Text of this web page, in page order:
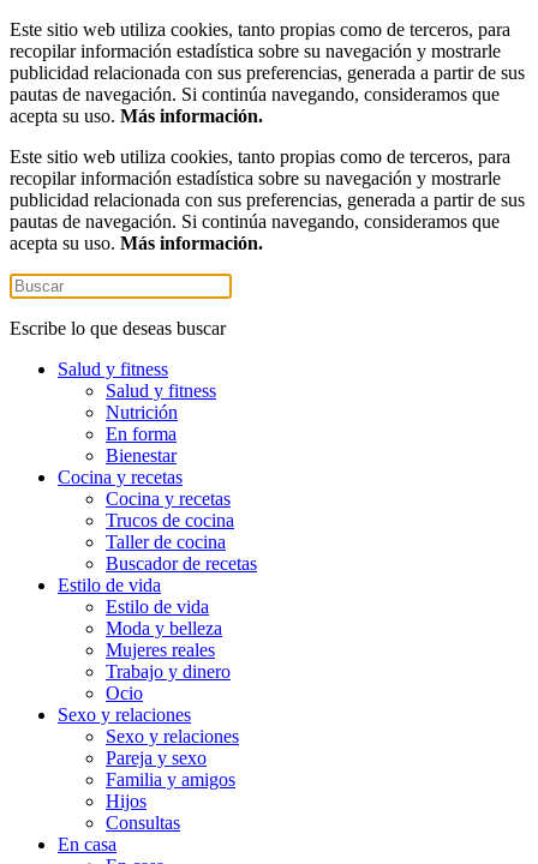
Este sitio web utiliza cookies, tanto propias como de terceros, para
recopilar información estadística sobre su navegación y mostrarle
publicidad relacionada con sus preferencias, generada a partir de sus
pautas de navegación. Si continúa navegando, consideramos que
acepta su uso. Más información.
Este sitio web utiliza cookies, tanto propias como de terceros, para
recopilar información estadística sobre su navegación y mostrarle
publicidad relacionada con sus preferencias, generada a partir de sus
pautas de navegación. Si continúa navegando, consideramos que
acepta su uso. Más información.
Escribe lo que deseas buscar
Salud y fitness
Salud y fitness
Nutrición
En forma
Bienestar
Cocina y recetas
Cocina y recetas
Trucos de cocina
Taller de cocina
Buscador de recetas
Estilo de vida
Estilo de vida
Moda y belleza
Mujeres reales
Trabajo y dinero
Ocio
Sexo y relaciones
Sexo y relaciones
Pareja y sexo
Familia y amigos
Hijos
Consultas
En casa